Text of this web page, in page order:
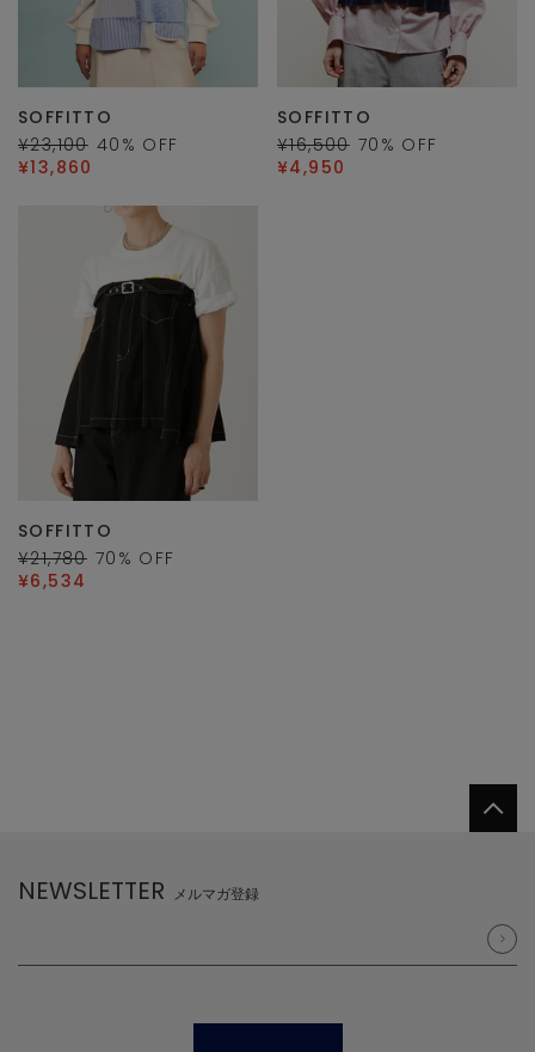
SOFFITTO
¥23,100 40 % OFF
¥13,860
SOFFITTO
¥16,500 70 % OFF
¥4,950
SOFFITTO
¥21,780 70 % OFF
¥6,534
NEWSLETTER メルマガ登録